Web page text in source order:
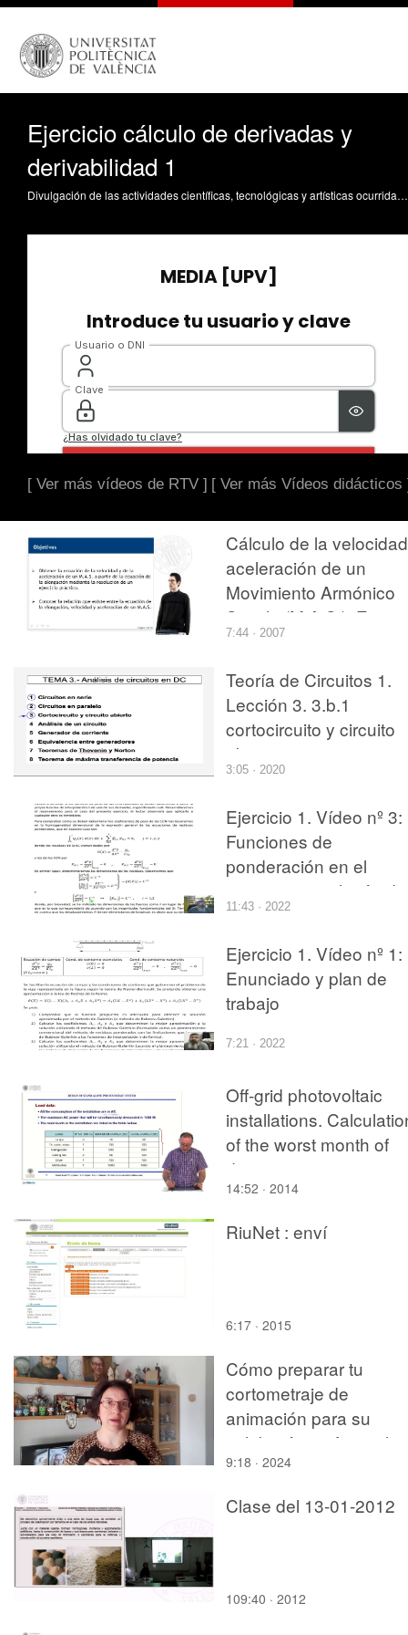
Ejercicio cálculo de derivadas y
derivabilidad 1
Divulgación de las actividades científicas, tecnológicas y artísticas ocurridas en los tres campus de la UPV
[ Ver más vídeos de RTV ] [ Ver más Vídeos didácticos
Cálculo de la
aceleración de un
Movimiento Armónico
Simple (M.A.S.).
de aplicación
7:44 · 2007
Teoría de Circuitos 1.
Lección 3. 3.b.1
cortocircuito y circuito
abierto, ejercicio 1
3:05 · 2020
Ejercicio 1. Vídeo nº 3:
Funciones de
ponderación en el
contorno, en el método
de Petrov-Galerkin,
determinar a partir de
funciones de
ponderación y cuándo
partir de sus
11:43 · 2022
Ejercicio 1. Vídeo nº 1:
Enunciado y plan de
trabajo
7:21 · 2022
Off-grid photovoltaic
installations.
of the worst month of
design: exercise
14:52 · 2014
RiuNet : enví
6:17 · 2015
Cómo preparar tu
cortometraje de
animación para su
exhibición en festivales
9:18 · 2024
Clase del 13-01-2012
109:40 · 2012